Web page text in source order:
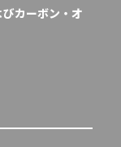
カーボン・オ